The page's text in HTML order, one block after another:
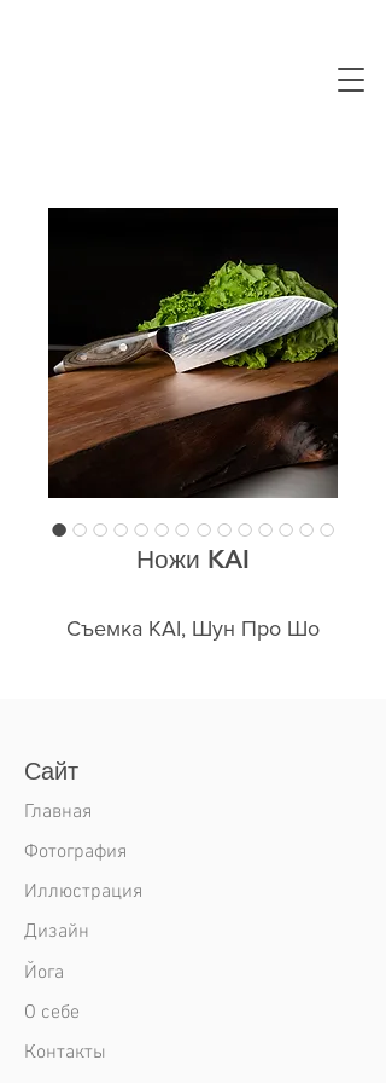
Ножи KAI
Съемка KAI, Шун Про Шо
Сайт
Главная
Фотография
Иллюстрация
Дизайн
Йога
О себе
Контакты